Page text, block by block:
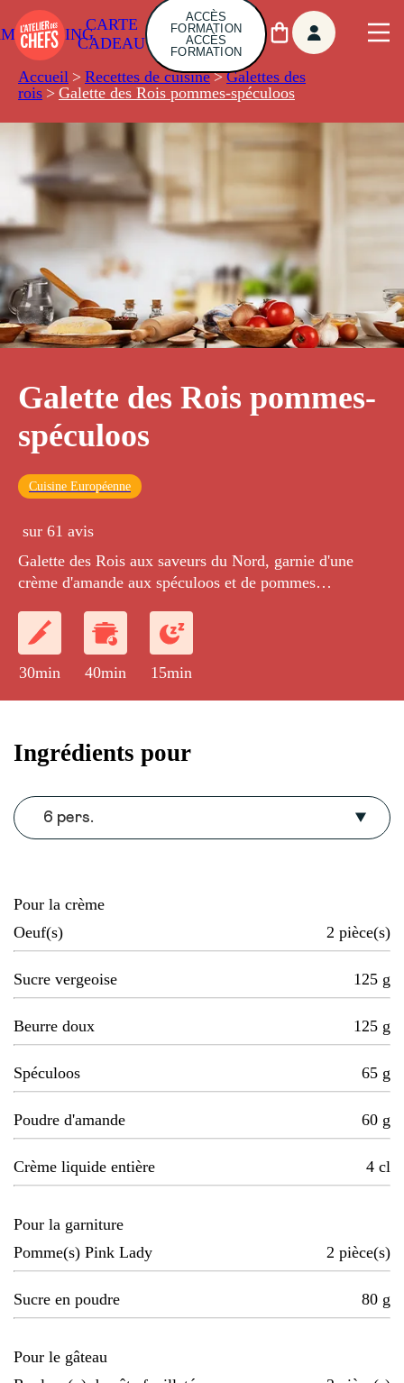
CARTE
CADEAU
ACCÈS
FORMATION
ACCÈS
FORMATION
Accueil > Recettes de cuisine > Galettes des
rois > Galette des Rois pommes-spéculoos
Galette des Rois pommes-
spéculoos
Cuisine Européenne
sur 61 avis
Galette des Rois aux saveurs du Nord, garnie d'une
crème d'amande aux spéculoos et de pommes
30min 40min 15min
Ingrédients pour
6 pers.
Pour la crème
Oeuf(s)
2 pièce(s)
Sucre vergeoise 125 g
Beurre doux 125 g
Spéculoos 65 g
Poudre d'amande 60 g
Crème liquide entière 4 cl
Pour la garniture
Pomme(s) Pink Lady
2 pièce(s)
Sucre en poudre 80 g
Pour le gâteau